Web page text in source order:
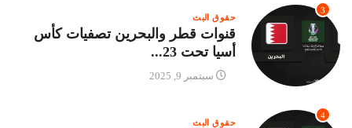
3
حقوق البث
قنوات قطر والبحرين تصفيات كأس
أسيا تحت 23...
سبتمبر 9, 2025
4
حقوق البث